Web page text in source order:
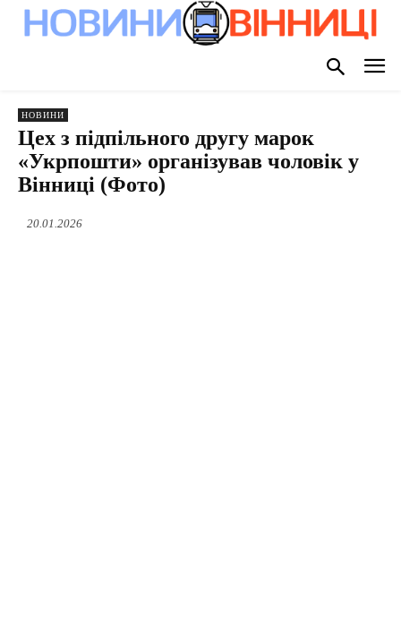
НОВИНИ
Цех з підпільного другу марок
«Укрпошти» організував чоловік у
Вінниці (Фото)
20.01.2026